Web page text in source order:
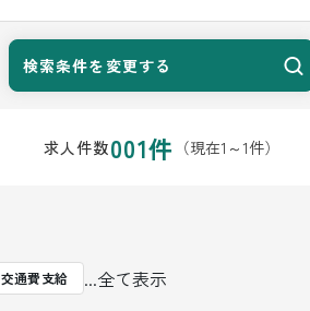
検索条件を変更する
求人件数001件 （現在1 ～1件）
交通費支給 ...全て表示